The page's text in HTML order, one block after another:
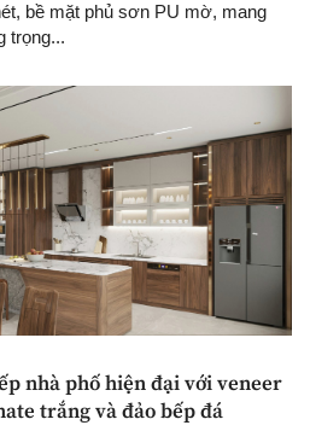
bề mặt phủ sơn PU mờ, mang
trọng...
nhà phố hiện đại với veneer
trắng và đảo bếp đá